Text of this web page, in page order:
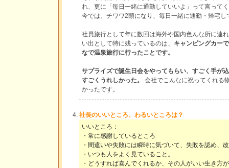
れ、更に「毎日一緒に通勤していいよ」って言って
今では、チワワ2頭になり、毎日一緒に通勤・帰宅
社員旅行として年に数回は海外や国内色んな所に連
い出として特に残っているのは、 キャンピングカー
なで温泉旅行に行ったことです。
サプライズで誕生日会をやってもらい、すごく手が
すごくうれしかった。
会社でこんなに祝ってくれる
かったです。
社長のいいところ、わるいところは？
いいところ：
・常に感謝しているところ
・間違いや失敗には瞬時に気づいて、失敗を認め、
・いつも人をよく見ていること。
・どうすれば喜んでくれるか、その人がいい生き方